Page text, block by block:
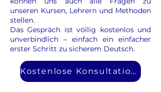
unseren Kursen, Lehrern und Methoden
stellen.
Das Gespräch ist völlig kostenlos und
unverbindlich – einfach ein einfacher
erster Schritt zu sicherem Deutsch.
Kostenlose Konsultation buchen